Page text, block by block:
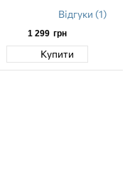
Відгуки (1)
1 299 грн
Купити